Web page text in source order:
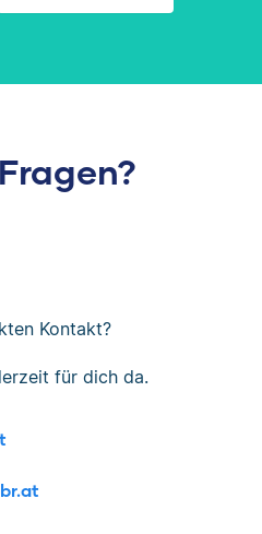
Kontakt?
für dich da.